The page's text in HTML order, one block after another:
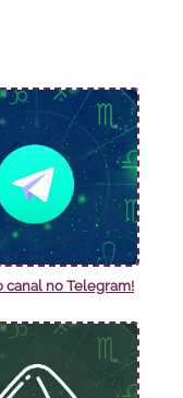
canal no Telegram!